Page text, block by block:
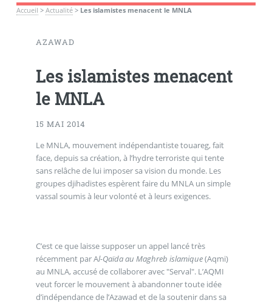
Accueil > Actualité> Les islamistes menacent le MNLA
AZAWAD
Les islamistes menacent
le MNLA
15 MAI 2014
Le MNLA, mouvement indépendantiste touareg, fait
face, depuis sa création, à l’hydre terroriste qui tente
sans relâche de lui imposer sa vision du monde. Les
groupes djihadistes espèrent faire du MNLA un simple
vassal soumis à leur volonté et à leurs exigences.
C’est ce que laisse supposer un appel lancé très
récemment par Al-Qaïda au Maghreb islamique(Aqmi)
au MNLA, accusé de collaborer avec "Serval". L’AQMI
veut forcer le mouvement à abandonner toute idée
d’indépendance de l’Azawad et de la soutenir dans sa